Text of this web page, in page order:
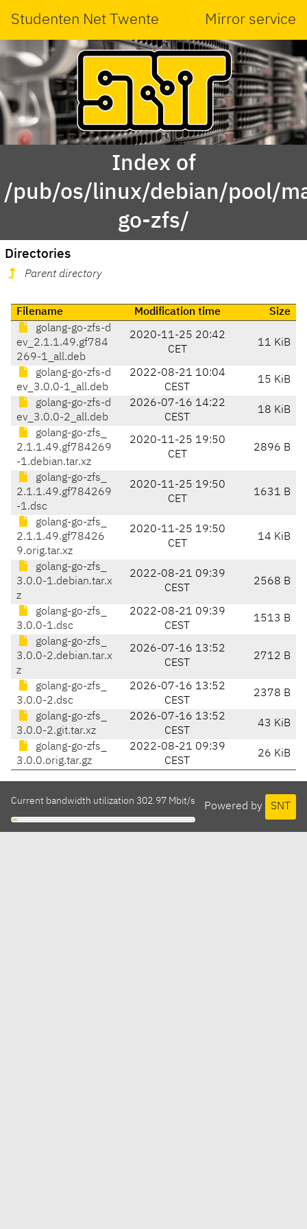
Studenten Net Twente Mirror service
Index of
/pub/os/linux/debian/pool/
go-zfs/
Directories
Parent directory
Filename Modification time
Size
golang-go-zfs-d
ev_2.1.1.49.gf784
269-1_all.deb
2020-11-25 20:42
CET
11 KiB
golang-go-zfs-d
ev_3.0.0-1_all.deb
2022-08-21 10:04
CEST
15 KiB
golang-go-zfs-d
ev_3.0.0-2_all.deb
2026-07-16 14:22
CEST
18 KiB
golang-go-zfs_
2.1.1.49.gf784269
-1.debian.tar.xz
2020-11-25 19:50
CET
2896 B
golang-go-zfs_
2.1.1.49.gf784269
-1.dsc
2020-11-25 19:50
CET
1631 B
golang-go-zfs_
2.1.1.49.gf78426
9.orig.tar.xz
2020-11-25 19:50
CET
14 KiB
golang-go-zfs_
3.0.0-1.debian.tar.x
z
2022-08-21 09:39
CEST
2568 B
golang-go-zfs_
3.0.0-1.dsc
2022-08-21 09:39
CEST
1513 B
golang-go-zfs_
3.0.0-2.debian.tar.x
z
2026-07-16 13:52
CEST
2712 B
golang-go-zfs_
3.0.0-2.dsc
2026-07-16 13:52
CEST
2378 B
golang-go-zfs_
3.0.0-2.git.tar.xz
2026-07-16 13:52
CEST
43 KiB
golang-go-zfs_
3.0.0.orig.tar.gz
2022-08-21 09:39
CEST
26 KiB
Powered by SNT
Current bandwidth utilization 302.97 Mbit/s